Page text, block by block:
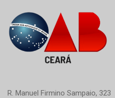
R. Manuel Firmino Sampaio, 323